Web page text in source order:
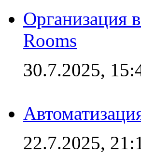
Организация
Rooms
30.7.2025,
22.7.2025,